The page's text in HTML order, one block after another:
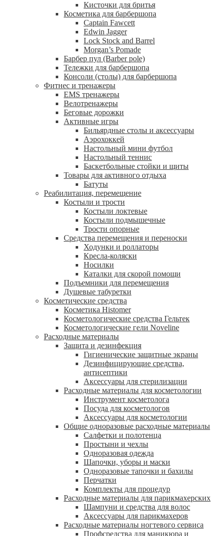
Кисточки для бритья
Косметика для барбершопа
Captain Fawcett
Edwin Jagger
Lock Stock and Barrel
Morgan’s Pomade
Барбер пул (Barber pole)
Тележки для барбершопа
Консоли (столы) для барбершопа
Фитнес и тренажеры
EMS тренажеры
Велотренажеры
Беговые дорожки
Активные игры
Бильярдные столы и аксессуары
Аэрохоккей
Настольный мини футбол
Настольный теннис
Баскетбольные стойки и щиты
Товары для активного отдыха
Батуты
Реабилитация, перемещение
Костыли и трости
Костыли локтевые
Костыли подмышечные
Трости опорные
Средства перемещения и переноски
Ходунки и роллаторы
Кресла-коляски
Носилки
Каталки для скорой помощи
Подъемники для перемещения
Душевые табуретки
Косметические средства
Косметика Histomer
Косметологические средства Гельтек
Косметологические гели Noveline
Расходные материалы
Защита и дезинфекция
Гигиенические защитные экраны
Дезинфицирующие средства,
антисептики
Аксессуары для стерилизации
Расходные материалы для косметологии
Инструмент косметолога
Посуда для косметологов
Аксессуары для косметологии
Общие одноразовые расходные материалы
Салфетки и полотенца
Простыни и чехлы
Одноразовая одежда
Шапочки, уборы и маски
Одноразовые тапочки и бахилы
Перчатки
Комплекты для процедур
Расходные материалы для парикмахерских
Шампуни и средства для волос
Аксессуары для парикмахеров
Расходные материалы ногтевого сервиса
Профсредства для маникюра и